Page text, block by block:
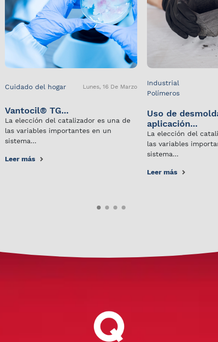
Cuidado del hogar Lunes, 16 De Marzo
Vantocil® TG...
La elección del catalizador es una de
las variables importantes en un
sistema...
Leer más
Industrial
Polímeros
Uso de
aplicación...
La elección del
las variables
sistema...
Leer más